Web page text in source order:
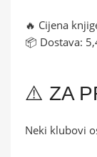
🔥 Cijena
📦 Dostava:
⚠️ ZA
Neki klubovi